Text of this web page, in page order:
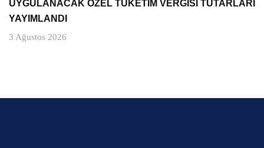
UYGULANACAK ÖZEL TÜKETİM VERGİSİ TUTARLARI
YAYIMLANDI
3 Ağustos 2026